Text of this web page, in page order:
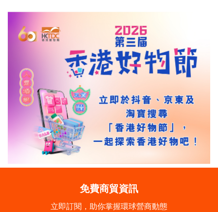
免費商貿資訊
立即訂閱，助你掌握環球營商動態